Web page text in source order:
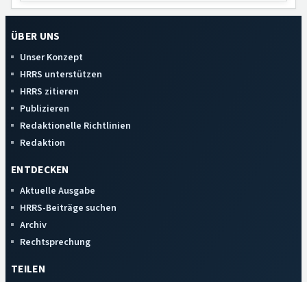
ÜBER UNS
Unser Konzept
HRRS unterstützen
HRRS zitieren
Publizieren
Redaktionelle Richtlinien
Redaktion
ENTDECKEN
Aktuelle Ausgabe
HRRS-Beiträge suchen
Archiv
Rechtsprechung
TEILEN